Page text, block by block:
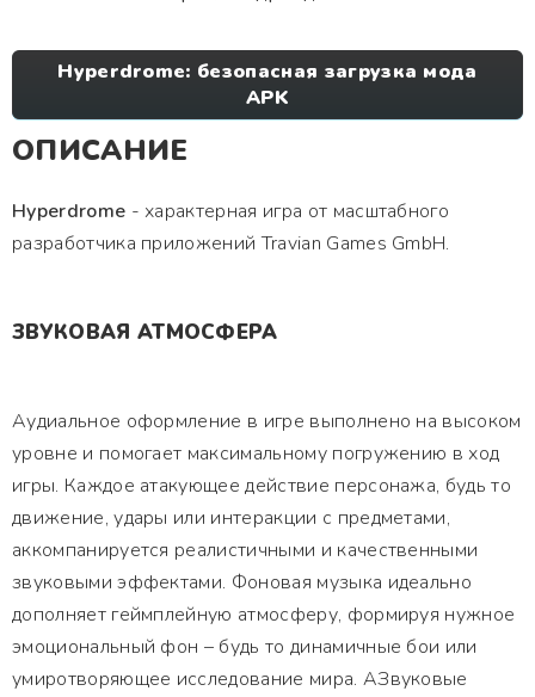
Hyperdrome: безопасная загрузка мода
APK
ОПИСАНИЕ
Hyperdrome - характерная игра от масштабного
разработчика приложений Travian Games GmbH.
ЗВУКОВАЯ АТМОСФЕРА
Аудиальное оформление в игре выполнено на высоком
уровне и помогает максимальному погружению в ход
игры. Каждое атакующее действие персонажа, будь то
движение, удары или интеракции с предметами,
аккомпанируется реалистичными и качественными
звуковыми эффектами. Фоновая музыка идеально
дополняет геймплейную атмосферу, формируя нужное
эмоциональный фон – будь то динамичные бои или
умиротворяющее исследование мира. АЗвуковые